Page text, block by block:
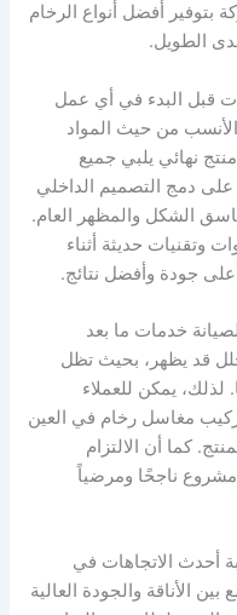
بتوفير أفضل أنواع الرخام
الطويل.
قبل البدء في أي عمل
من حيث المواد
نهائي يلبي جميع
دمج التصميم الداخلي
الشكل والمظهر العام.
وتقنيات حديثة أثناء
جودة وأفضل نتائج.
خدمات ما بعد
قد يظهر، بحيث تظل
يمكن للعملاء
مغاسل رخام في العين
كما أن الالتزام
مشروع ناجحًا ومرضياً
أحدث الاتجاهات في
الأناقة والجودة العالية